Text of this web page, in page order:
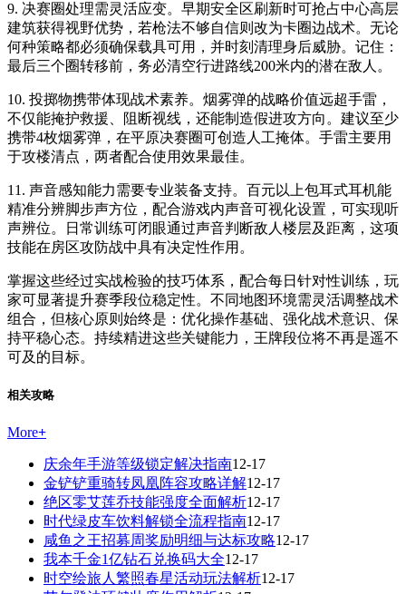
9. 决赛圈处理需灵活应变。早期安全区刷新时可抢占中心高层
建筑获得视野优势，若枪法不够自信则改为卡圈边战术。无论
何种策略都必须确保载具可用，并时刻清理身后威胁。记住：
最后三个圈转移前，务必清空行进路线200米内的潜在敌人。
10. 投掷物携带体现战术素养。烟雾弹的战略价值远超手雷，
不仅能掩护救援、阻断视线，还能制造假进攻方向。建议至少
携带4枚烟雾弹，在平原决赛圈可创造人工掩体。手雷主要用
于攻楼清点，两者配合使用效果最佳。
11. 声音感知能力需要专业装备支持。百元以上包耳式耳机能
精准分辨脚步声方位，配合游戏内声音可视化设置，可实现听
声辨位。日常训练可闭眼通过声音判断敌人楼层及距离，这项
技能在房区攻防战中具有决定性作用。
掌握这些经过实战检验的技巧体系，配合每日针对性训练，玩
家可显著提升赛季段位稳定性。不同地图环境需灵活调整战术
组合，但核心原则始终是：优化操作基础、强化战术意识、保
持平稳心态。持续精进这些关键能力，王牌段位将不再是遥不
可及的目标。
相关攻略
More+
庆余年手游等级锁定解决指南12-17
金铲铲重骑转凤凰阵容攻略详解12-17
绝区零艾莲乔技能强度全面解析12-17
时代绿皮车饮料解锁全流程指南12-17
咸鱼之王招募周奖励明细与达标攻略12-17
我本千金1亿钻石兑换码大全12-17
时空绘旅人繁照春星活动玩法解析12-17